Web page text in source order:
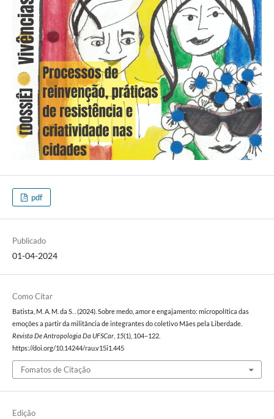
pdf
Publicado
01-04-2024
Como Citar
Batista, M. A. M. da S. . (2024). Sobre medo, amor e engajamento: micropolítica das
emoções a partir da militância de integrantes do coletivo Mães pela Liberdade.
Revista De Antropologia Da UFSCar, 15(1), 104–122.
https://doi.org/10.14244/rau.v15i1.445
Fomatos de Citação
Edição